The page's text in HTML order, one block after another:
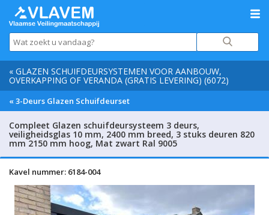
« GLAZEN SCHUIFDEURSYSTEMEN VOOR AANBOUW,
OVERKAPPING OF VERANDA (GRATIS LEVERING) (6072)
« 3-Deurs Glazen Schuifdeurset
Compleet Glazen schuifdeursysteem 3 deurs,
veiligheidsglas 10 mm, 2400 mm breed, 3 stuks deuren 820
mm 2150 mm hoog, Mat zwart Ral 9005
Kavel nummer: 6184-004